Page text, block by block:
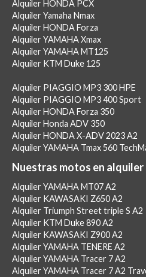
Alquiler HONDA PCX
Alquiler Yamaha Nmax
Alquiler HONDA Forza
Alquiler YAMAHA Xmax
Alquiler YAMAHA MT125
Alquiler KTM Duke 125
Alquiler PIAGGIO MP3 300 HPE
Alquiler PIAGGIO MP3 400 Sport
Alquiler HONDA Forza 350
Alquiler Honda ADV 350
Alquiler HONDA X-ADV 2023 A2
Alquiler YAMAHA Tmax 560
Nuestras motos en alquiler
Alquiler YAMAHA MT07 A2
Alquiler KAWASAKI Z650 A2
Alquiler Triumph Street triple S A2
Alquiler KTM Duke 890 A2
Alquiler KAWASAKI Z900 A2
Alquiler YAMAHA TENERE A2
Alquiler YAMAHA Tracer 7 A2
Alquiler YAMAHA Tracer 7 A2